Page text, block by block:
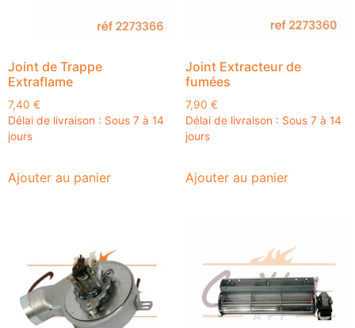
Joint de Trappe
Extraflame
7,40 €
Délai de livraison : Sous 7 à 14
jours
Ajouter au panier
Joint Extracteur de
fumées
7,90 €
Délai de livraison : Sous 7 à 14
jours
Ajouter au panier